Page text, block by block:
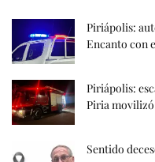
Piriápolis:
Encanto con
Piriápolis:
Piria
Sentido